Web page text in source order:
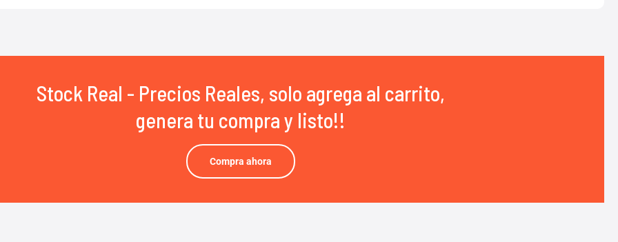
Stock Real - Precios Reales, solo agrega al carrito,
genera tu compra y listo!!
Compra ahora